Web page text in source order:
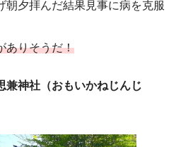
朝夕拝んだ結果見事に病を克服
ありそうだ！
兼神社（おもいかねじんじ